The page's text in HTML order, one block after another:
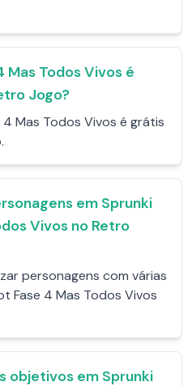
Mas Todos Vivos é
Jogo?
4 Mas Todos Vivos é grátis
em Sprunki
Vivos no Retro
personagens com várias
Fase 4 Mas Todos Vivos
objetivos em Sprunki